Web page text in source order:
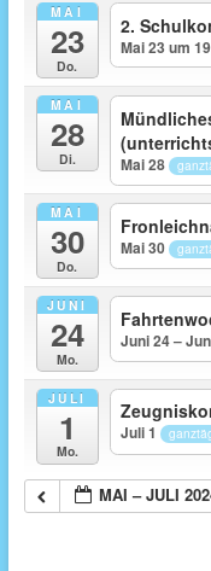
MAI
23
Do.
2.
Mai 23 um
MAI
28
Di. Mai 28
MAI
30
Do.
Mai 30
JUNI
24
Mo.
Juni 24 –
JULI
1
Mo.
Juli 1
MAI – JULI